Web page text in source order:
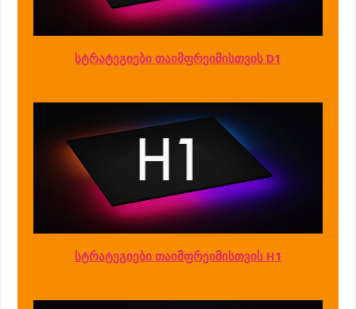
სტრატეგიები თაიმფრეიმისთვის D1
სტრატეგიები თაიმფრეიმისთვის H1